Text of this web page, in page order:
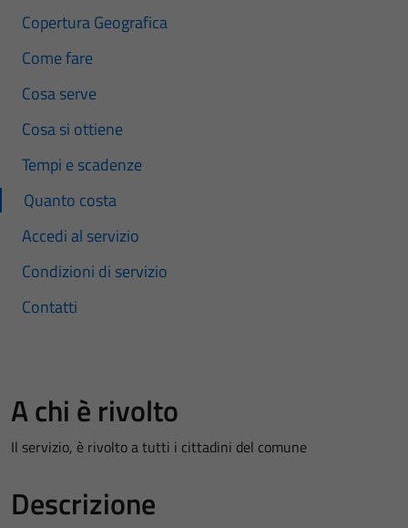
Copertura Geografica
Come fare
Cosa serve
Cosa si ottiene
Tempi e scadenze
Quanto costa
Accedi al servizio
Condizioni di servizio
Contatti
A chi è rivolto
Il servizio, è rivolto a tutti i cittadini del comune
Descrizione